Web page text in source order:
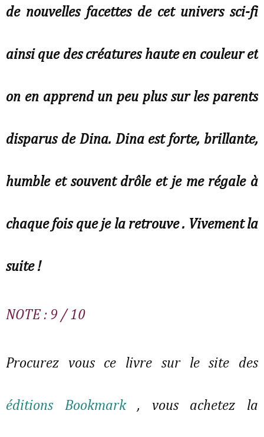
de nouvelles facettes de cet univers sci-fi
ainsi que des créatures haute en couleur et
on en apprend un peu plus sur les parents
disparus de Dina. Dina est forte, brillante,
humble et souvent drôle et je me régale à
chaque fois que je la retrouve . Vivement la
suite !
NOTE : 9 / 10
Procurez vous ce livre sur le site des
éditions Bookmark, vous achetez la